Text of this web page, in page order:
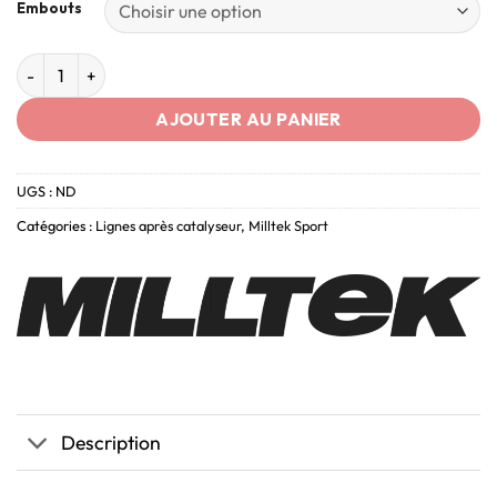
Embouts
AJOUTER AU PANIER
UGS : ND
Catégories : Lignes après catalyseur, Milltek Sport
Description